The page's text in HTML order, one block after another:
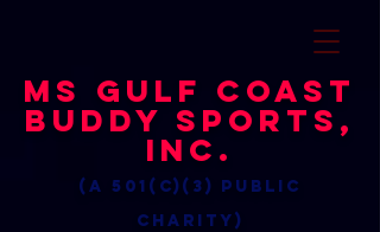
MS Gulf Coast
Buddy Sports,
Inc.
(a 501(c)(3) public
charity)